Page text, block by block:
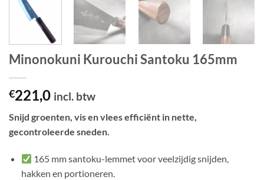
Minonokuni Kurouchi Santoku 165mm
€221,0 incl. btw
Snijd groenten, vis en vlees efficiënt in nette,
gecontroleerde sneden.
165 mm santoku-lemmet voor veelzijdig snijden,
hakken en portioneren.